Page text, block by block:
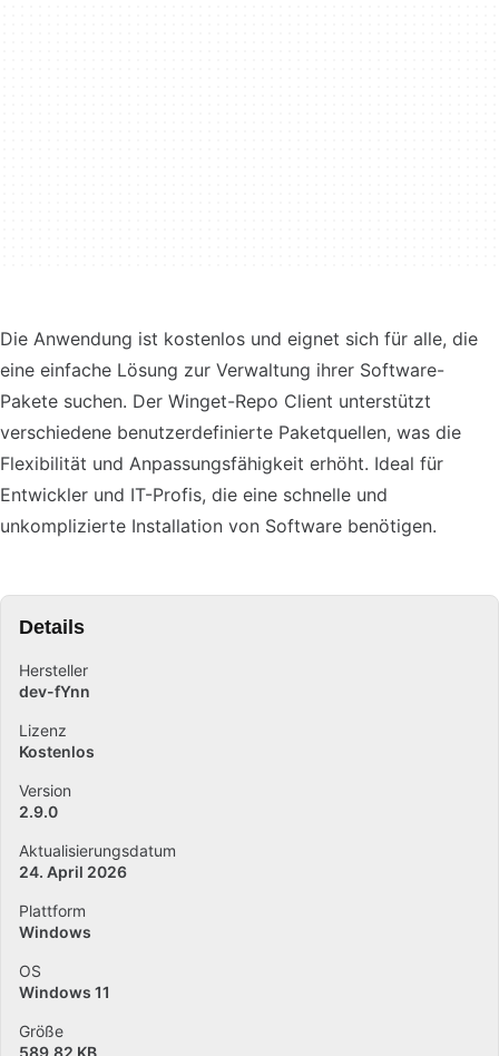
Die Anwendung ist kostenlos und eignet sich für alle, die
eine einfache Lösung zur Verwaltung ihrer Software-
Pakete suchen. Der Winget-Repo Client unterstützt
verschiedene benutzerdefinierte Paketquellen, was die
Flexibilität und Anpassungsfähigkeit erhöht. Ideal für
Entwickler und IT-Profis, die eine schnelle und
unkomplizierte Installation von Software benötigen.
Details
Hersteller
dev-fYnn
Lizenz
Kostenlos
Version
2.9.0
Aktualisierungsdatum
24. April 2026
Plattform
Windows
OS
Windows 11
Größe
589.82 KB